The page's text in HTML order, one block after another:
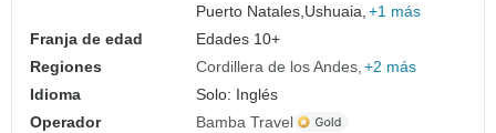
Puerto Natales, Ushuaia, +1 más
Franja de edad
Edades 10+
Regiones
Cordillera de los Andes +2 más
Idioma
Solo: Inglés
Operador
Bamba Travel